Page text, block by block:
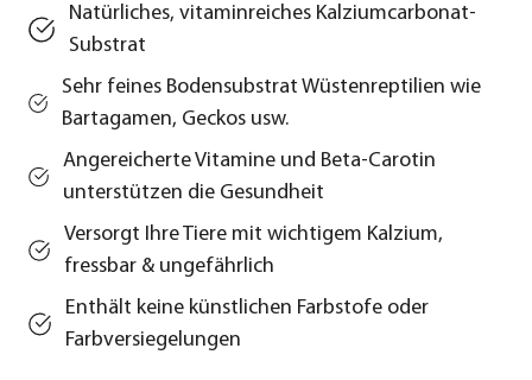
Natürliches, vitaminreiches Kalziumcarbonat-
Substrat
Sehr feines Bodensubstrat Wüstenreptilien wie
Bartagamen, Geckos usw.
Angereicherte Vitamine und Beta-Carotin
unterstützen die Gesundheit
Versorgt Ihre Tiere mit wichtigem Kalzium,
fressbar & ungefährlich
Enthält keine künstlichen Farbstofe oder
Farbversiegelungen